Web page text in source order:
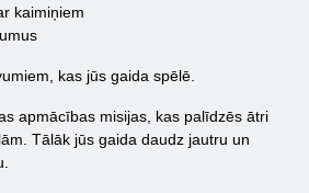
kaimiņiem
kas jūs gaida spēlē.
apmācības misijas, kas palīdzēs ātri
Tālāk jūs gaida daudz jautru un